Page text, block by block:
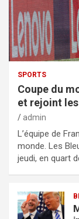
SPORTS
Coupe du
et rejoint
admin
L’équipe de
monde. Les
jeudi, en quart